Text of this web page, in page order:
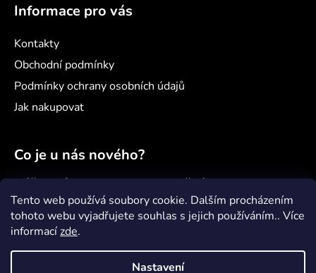
Tento web používá soubory cookie. Dalším procházením
tohoto webu vyjadřujete souhlas s jejich používáním.. Více
informacízde.
Nastavení
Informace pro vás
Kontakty
Obchodní podmínky
Podmínky ochrany osobních údajů
Jak nakupovat
Co je u nás nového?
Náš nový projekt: samoobslužný minimarket
Šenvert
Věděli jste, že...?
Jak správně pečovat o paddleboard?